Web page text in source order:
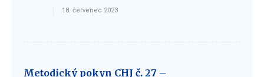
18. červenec 2023
Metodický pokyn CHJ č. 27 –